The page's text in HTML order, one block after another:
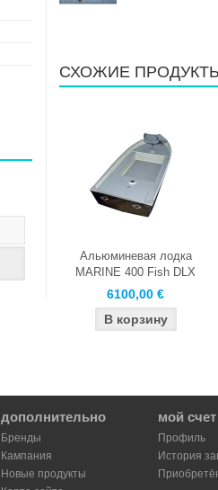
СХОЖИЕ
Альюминевая лодка
MARINE 400 Fish DLX
6100,00 €
дополнительно
Бренды
Кампания
Новые продукты
мой счет
Профиль
История